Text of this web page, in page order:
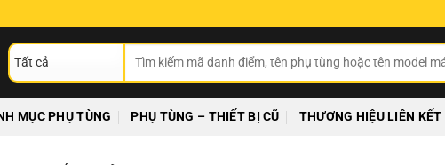
kiếm:
MỤC PHỤ TÙNG PHỤ TÙNG – THIẾT BỊ CŨ THƯƠNG HIỆU LIÊN KẾT